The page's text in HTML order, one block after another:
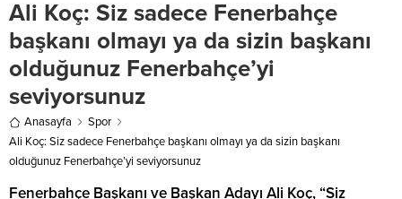
Ali Koç: Siz sadece Fenerbahçe
başkanı olmayı ya da sizin başkanı
olduğunuz Fenerbahçe’yi
seviyorsunuz
Anasayfa
Spor
Ali Koç: Siz sadece Fenerbahçe başkanı olmayı ya da sizin başkanı
olduğunuz Fenerbahçe’yi seviyorsunuz
Fenerbahçe Başkanı ve Başkan Adayı Ali Koç, “Siz